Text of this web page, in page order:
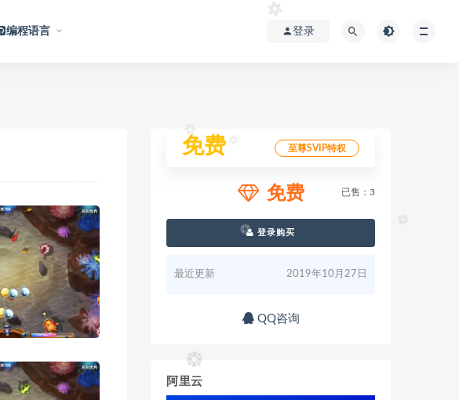
编程语言 登录
免费 至尊SVIP特权
免费 已售：3
登录购买
最近更新 2019年10月27日
QQ咨询
阿里云